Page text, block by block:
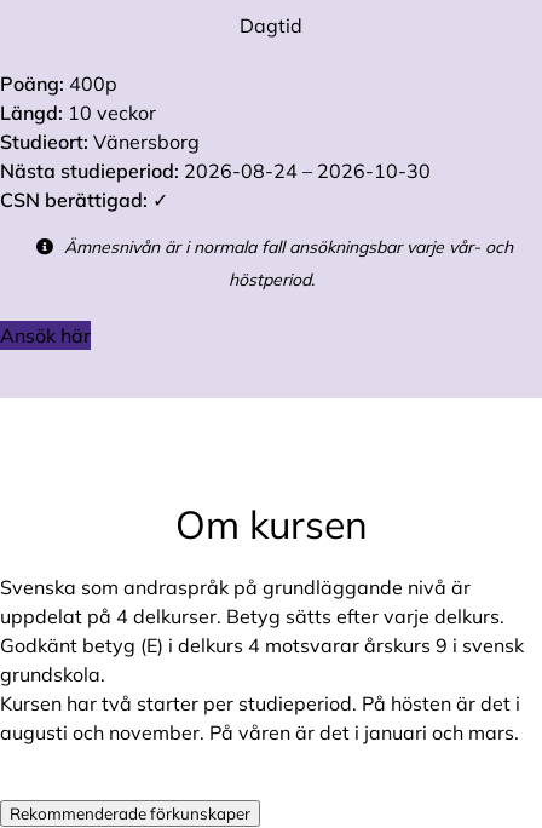
Dagtid
Poäng: 400p
Längd: 10 veckor
Studieort: Vänersborg
Nästa studieperiod: 2026-08-24 – 2026-10-30
CSN berättigad: ✓
Ämnesnivån är i normala fall ansökningsbar varje vår- och
höstperiod.
Ansök här
Om kursen
Svenska som andraspråk på grundläggande nivå är
uppdelat på 4 delkurser. Betyg sätts efter varje delkurs.
Godkänt betyg (E) i delkurs 4 motsvarar årskurs 9 i svensk
grundskola.
Kursen har två starter per studieperiod. På hösten är det i
augusti och november. På våren är det i januari och mars.
Rekommenderade förkunskaper